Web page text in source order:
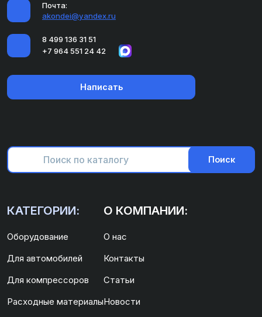
Почта:
akondei@yandex.ru
8 499 136 31 51
+7 964 551 24 42
Написать
Поиск
КАТЕГОРИИ:
Оборудование
Для автомобилей
Для компрессоров
Расходные материалы
О КОМПАНИИ:
О нас
Контакты
Статьи
Новости